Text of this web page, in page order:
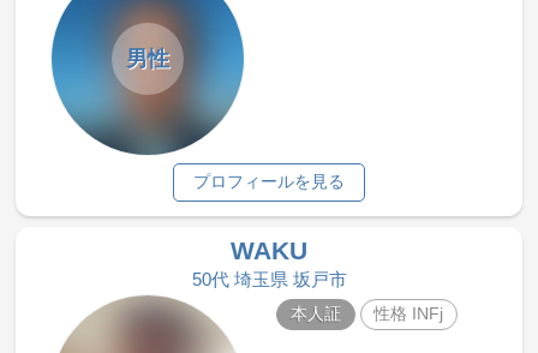
男性
プロフィールを見る
WAKU
50代 埼玉県 坂戸市
本人証 性格 INFj